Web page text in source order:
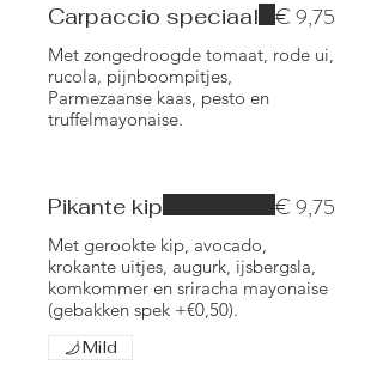
Carpaccio speciaal
Met zongedroogde tomaat, rode ui,
rucola, pijnboompitjes,
Parmezaanse kaas, pesto en
truffelmayonaise.
€ 9,75
Pikante kip
Met gerookte kip, avocado,
krokante uitjes, augurk, ijsbergsla,
komkommer en sriracha mayonaise
(gebakken spek +€0,50).
€ 9,75
Mild